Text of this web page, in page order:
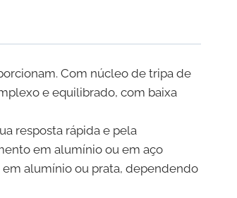
Com núcleo de tripa de
e equilibrado, com baixa
resposta rápida e pela
em alumínio ou em aço
alumínio ou prata, dependendo